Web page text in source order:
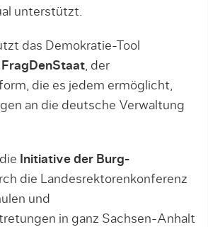
unterstützt.
das Demokratie-Tool
FragDenStaat , der
die es jedem ermöglicht,
an die deutsche Verwaltung
Initiative der Burg-
die Landesrektorenkonferenz
und
in ganz Sachsen-Anhalt